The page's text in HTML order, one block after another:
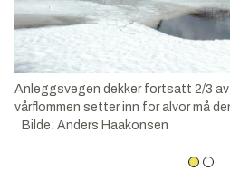
Anleggsvegen dekker fortsatt 2/3 av
vårflommen setter inn for alvor må
Bilde: Anders Haakonsen